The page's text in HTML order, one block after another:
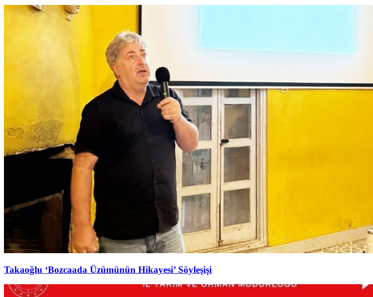
Takaoğlu ‘Bozcaada Üzümünün Hikayesi’ Söyleşişi